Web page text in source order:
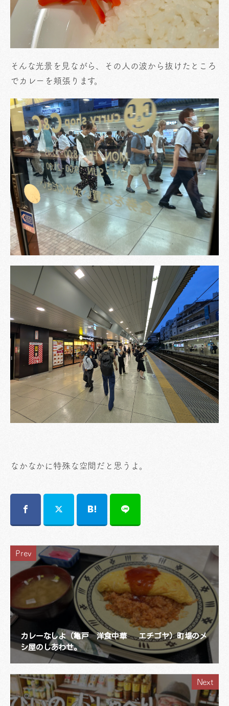
そんな光景を見ながら、その人の波から抜けたところ
でカレーを頬張ります。
なかなかに特殊な空間だと思うよ。
Prev
カレーなしよ（亀戸 洋食中華 エチゴヤ）町場のメ
シ屋のしあわせ。
Next